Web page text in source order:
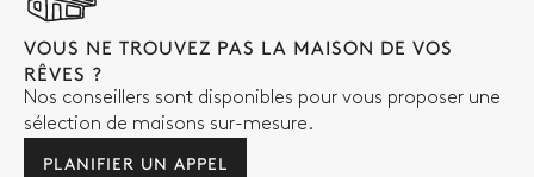
VOUS NE TROUVEZ PAS LA MAISON DE VOS
RÊVES ?
Nos conseillers sont disponibles pour vous proposer une
sélection de maisons sur-mesure.
PLANIFIER UN APPEL